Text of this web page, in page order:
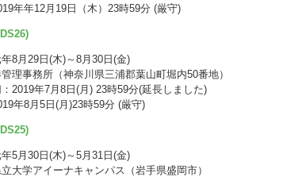
年年12月19日（木）23時59分 (厳守)
8月29日(木)～8月30日(金)
理事務所（神奈川県三浦郡葉山町堀内50番地）
2019年7月8日(月) 23時59分(延長しました)
年8月5日(月)23時59分 (厳守)
5月30日(木)～5月31日(金)
大学アイーナキャンパス（岩手県盛岡市）